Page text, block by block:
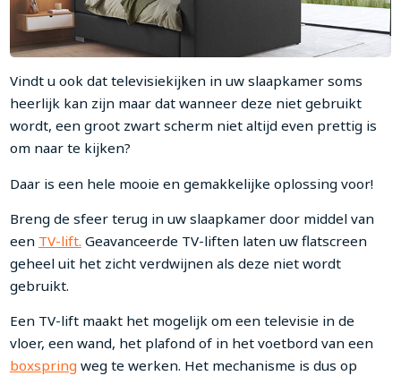
Vindt u ook dat televisiekijken in uw slaapkamer soms
heerlijk kan zijn maar dat wanneer deze niet gebruikt
wordt, een groot zwart scherm niet altijd even prettig is
om naar te kijken?
Daar is een hele mooie en gemakkelijke oplossing voor!
Breng de sfeer terug in uw slaapkamer door middel van
een TV-lift. Geavanceerde TV-liften laten uw flatscreen
geheel uit het zicht verdwijnen als deze niet wordt
gebruikt.
Een TV-lift maakt het mogelijk om een televisie in de
vloer, een wand, het plafond of in het voetbord van een
boxspring weg te werken. Het mechanisme is dus op